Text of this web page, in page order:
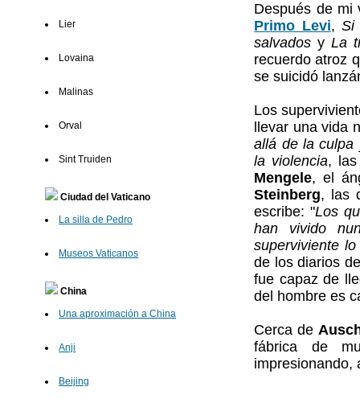
Lier
Lovaina
Malinas
Orval
Sint Truiden
Ciudad del Vaticano
La silla de Pedro
Museos Vaticanos
China
Una aproximación a China
Anji
Beijing
Después de mi
Primo Levi,Si
salvados yLa
recuerdo atroz
se suicidó
Los
llevar una vida
allá de la culpa
la violencia,
Mengele, el
Steinberg, las
escribe: "Los
han vivido
superviviente
de los diarios
fue capaz de
del hombre es
Cerca de
fábrica de
impresionando,